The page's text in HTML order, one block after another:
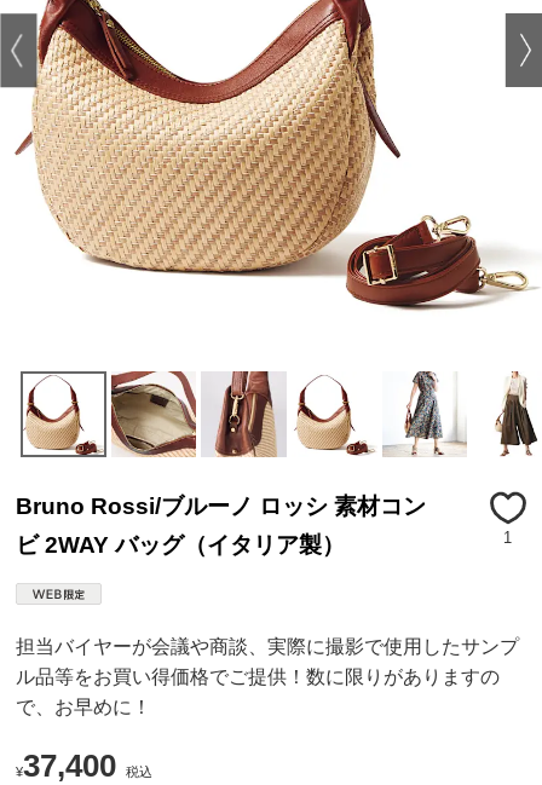
Bruno Rossi/ブルーノ ロッシ 素材コン
ビ 2WAY バッグ（イタリア製）
1
担当バイヤーが会議や商談、実際に撮影で使用したサンプ
ル品等をお買い得価格でご提供！数に限りがありますの
で、お早めに！
¥37,400 税込